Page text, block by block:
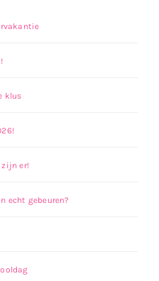
klus
zijn er!
echt gebeuren?